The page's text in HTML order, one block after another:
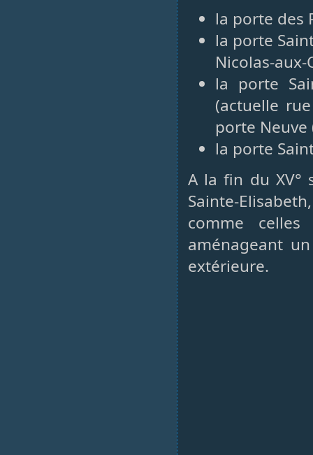
la porte des
la porte
Nicolas-aux-
la porte
(actuelle
porte Neuve
la porte
A la fin du XV°
Sainte-
comme
aménageant
extérieure.